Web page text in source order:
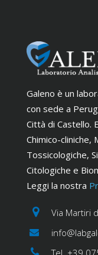
Galeno è un
con sede a
Città di Castello.
Chimico-cliniche,
Tossicologiche,
Citologiche e
Leggi la nostra
Via Martiri